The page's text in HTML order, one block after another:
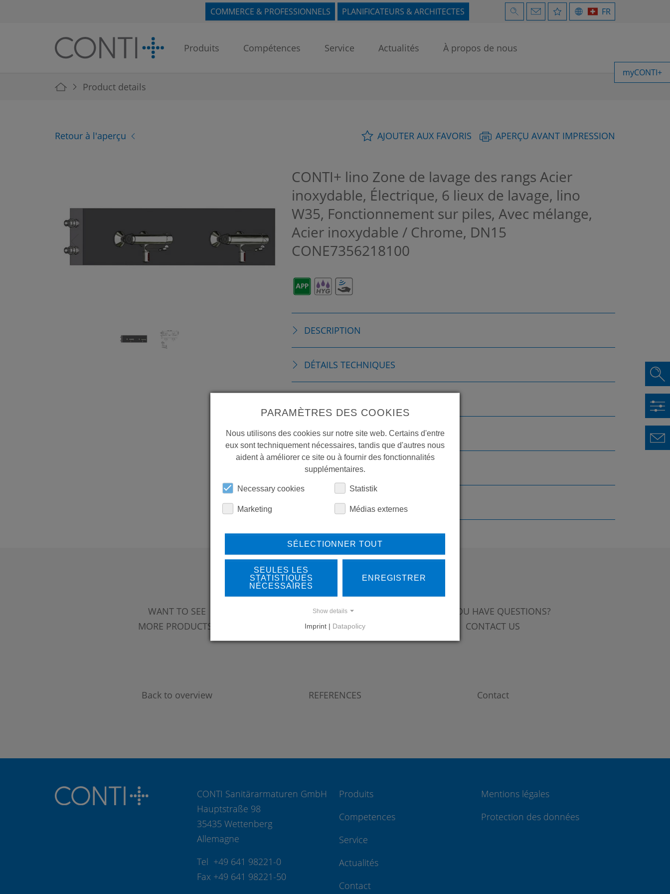
COMMERCE & PROFESSIONNELS PLANIFICATEURS & ARCHITECTES FR
Produits Compétences Service Actualités À propos de nous
myCONTI+
You are here:
Product details
Retour à l'aperçu AJOUTER AUX FAVORIS APERÇU AVANT IMPRESSION
CONTI+ lino Zone de lavage des rangs Acier
inoxydable, Électrique, 6 lieux de lavage, lino
W35, Fonctionnement sur piles, Avec mélange,
Acier inoxydable / Chrome, DN15
CONE7356218100
DESCRIPTION
DÉTAILS TECHNIQUES
CONSOMMABLES
PIÈCES DE RECHANGE
TÉLÉCHARGEMENTS
WANT TO SEE
MORE PRODUCTS?
Back to overview
LEARN MORE ABOUT
OUR REFERENCES
REFERENCES
DO YOU HAVE QUESTIONS?
CONTACT US
Contact
CONTI Sanitärarmaturen GmbH
Hauptstraße 98
35435 Wettenberg
Allemagne
Tel +49 641 98221-0
Fax +49 641 98221-50
Produits
Competences
Service
Actualités
Contact
Mentions légales
Protection des données
PARAMÈTRES DES COOKIES
Nous utilisons des cookies sur notre site web. Certains d'entre
eux sont techniquement nécessaires, tandis que d'autres nous
aident à améliorer ce site ou à fournir des fonctionnalités
supplémentaires.
Necessary cookies Statistik
Marketing Médias externes
SÉLECTIONNER TOUT
SEULES LES
STATISTIQUES
NÉCESSAIRES
ENREGISTRER
Show details
Imprint | Datapolicy